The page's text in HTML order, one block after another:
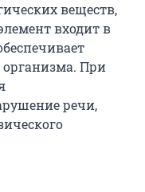
веществ,
входит в
организма. При
речи,